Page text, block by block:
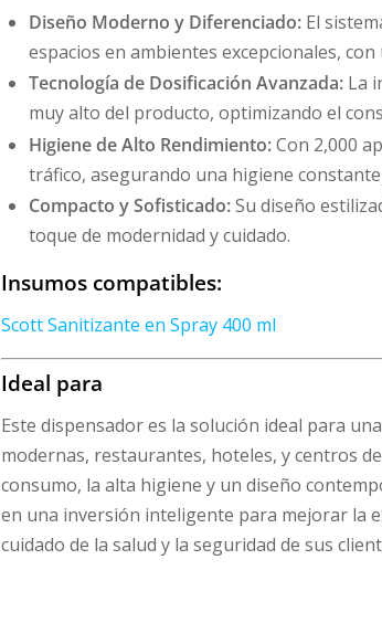
Diseño Moderno y Diferenciado: El
espacios en ambientes excepcionales,
Tecnología de Dosificación Avanzada: La
muy alto del producto, optimizando el
Higiene de Alto Rendimiento:Con 2,000
tráfico, asegurando una higiene
Compacto y Sofisticado:Su diseño
toque de modernidad y cuidado.
Insumos compatibles:
Scott Sanitizante en Spray 400 ml
Ideal para
Este dispensador es la solución ideal para
modernas, restaurantes, hoteles, y centros
consumo, la alta higiene y un diseño
en una inversión inteligente para mejorar la
cuidado de la salud y la seguridad de sus